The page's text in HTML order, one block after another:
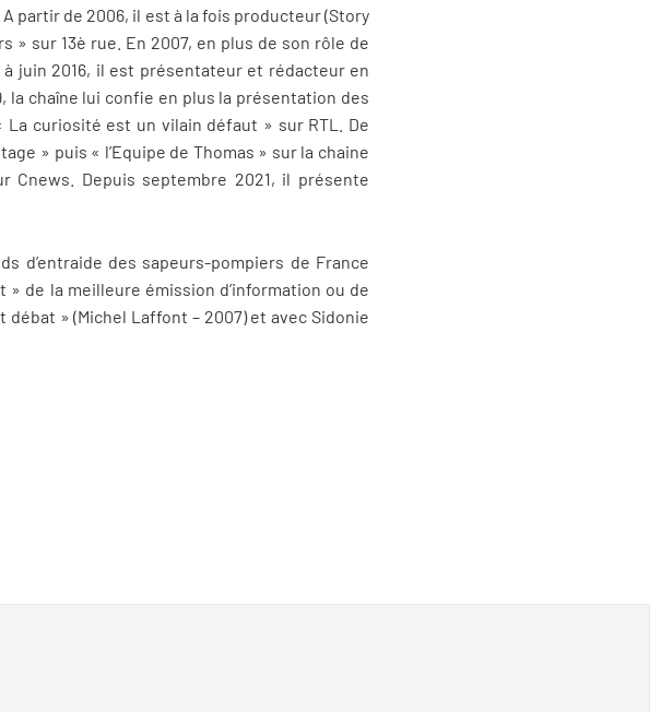
partir de 2006, il est à la fois producteur (Story
» sur 13è rue. En 2007, en plus de son rôle de
juin 2016, il est présentateur et rédacteur en
la chaîne lui confie en plus la présentation des
La curiosité est un vilain défaut » sur RTL. De
» puis « l’Equipe de Thomas » sur la chaine
Cnews. Depuis septembre 2021, il présente
d’entraide des sapeurs-pompiers de France
» de la meilleure émission d’information ou de
» (Michel Laffont – 2007) et avec Sidonie